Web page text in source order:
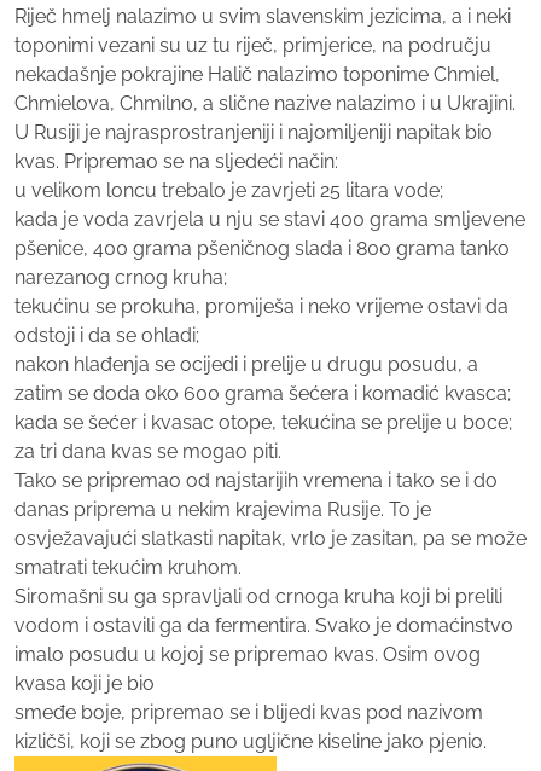
Riječ hmelj nalazimo u svim slavenskim jezicima, a i neki
toponimi vezani su uz tu riječ, primjerice, na području
nekadašnje pokrajine Halič nalazimo toponime Chmiel,
Chmielova, Chmilno, a slične nazive nalazimo i u Ukrajini.
U Rusiji je najrasprostranjeniji i najomiljeniji napitak bio
kvas. Pripremao se na sljedeći način:
u velikom loncu trebalo je zavrjeti 25 litara vode;
kada je voda zavrjela u nju se stavi 400 grama smljevene
pšenice, 400 grama pšeničnog slada i 800 grama tanko
narezanog crnog kruha;
tekućinu se prokuha, promiješa i neko vrijeme ostavi da
odstoji i da se ohladi;
nakon hlađenja se ocijedi i prelije u drugu posudu, a
zatim se doda oko 600 grama šećera i komadić kvasca;
kada se šećer i kvasac otope, tekućina se prelije u boce;
za tri dana kvas se mogao piti.
Tako se pripremao od najstarijih vremena i tako se i do
danas priprema u nekim krajevima Rusije. To je
osvježavajući slatkasti napitak, vrlo je zasitan, pa se može
smatrati tekućim kruhom.
Siromašni su ga spravljali od crnoga kruha koji bi prelili
vodom i ostavili ga da fermentira. Svako je domaćinstvo
imalo posudu u kojoj se pripremao kvas. Osim ovog
kvasa koji je bio
smeđe boje, pripremao se i blijedi kvas pod nazivom
kizličši, koji se zbog puno ugljične kiseline jako pjenio.